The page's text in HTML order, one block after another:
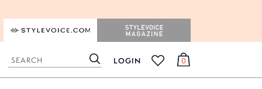
検
索
LOGIN
0